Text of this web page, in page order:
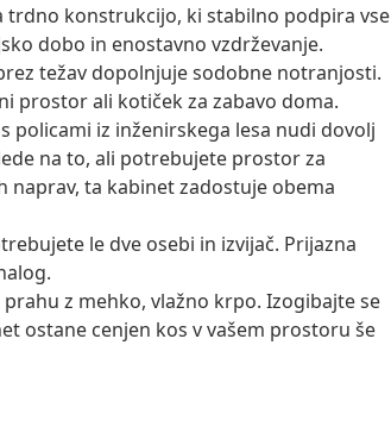
trdno konstrukcijo, ki stabilno podpira vse
dobo in enostavno vzdrževanje.
težav dopolnjuje sodobne notranjosti.
prostor ali kotiček za zabavo doma.
policami iz inženirskega lesa nudi dovolj
na to, ali potrebujete prostor za
ta kabinet zadostuje obema
le dve osebi in izvijač. Prijazna
z mehko, vlažno krpo. Izogibajte se
ostane cenjen kos v vašem prostoru še